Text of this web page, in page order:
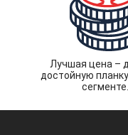
Лучшая цена –
достойную
сегменте.